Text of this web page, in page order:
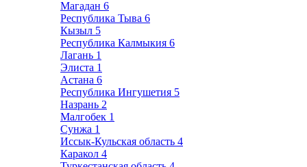
Магадан 6
Республика Тыва 6
Кызыл 5
Республика Калмыкия 6
Лагань 1
Элиста 1
Астана 6
Республика Ингушетия 5
Назрань 2
Малгобек 1
Сунжа 1
Иссык-Кульская область 4
Каракол 4